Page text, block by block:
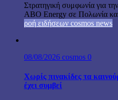
Στρατηγική συμφωνία για
ABO Energy σε Πολωνία
ροή ειδήσεων cosmos news
08/08/2026 cosmos 0
Χωρίς πινακίδες τα
έχει συμβεί